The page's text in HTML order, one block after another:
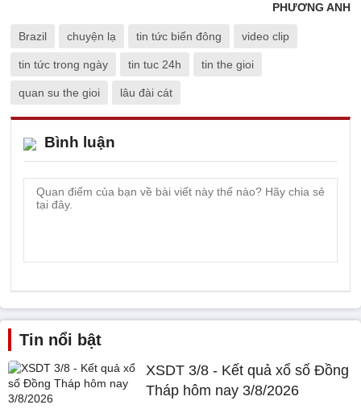
PHƯƠNG ANH
Brazil chuyện lạ tin tức biển đông video clip
tin tức trong ngày tin tuc 24h tin the gioi
quan su the gioi lâu đài cát
Bình luận
Tin nổi bật
XSDT 3/8 - Kết quả xổ số Đồng
Tháp hôm nay 3/8/2026